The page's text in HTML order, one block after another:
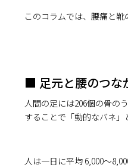
このコラムでは、腰痛と
■ 足元と腰のつな
人間の足には206個の骨の
することで「動的なバネ」
人は一日に平均 6,000〜